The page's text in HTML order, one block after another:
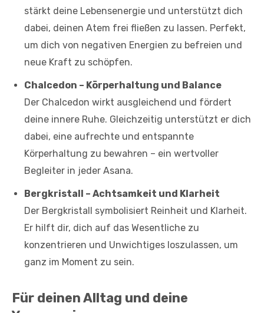
stärkt deine Lebensenergie und unterstützt dich
dabei, deinen Atem frei fließen zu lassen. Perfekt,
um dich von negativen Energien zu befreien und
neue Kraft zu schöpfen.
Chalcedon – Körperhaltung und Balance
Der Chalcedon wirkt ausgleichend und fördert
deine innere Ruhe. Gleichzeitig unterstützt er dich
dabei, eine aufrechte und entspannte
Körperhaltung zu bewahren – ein wertvoller
Begleiter in jeder Asana.
Bergkristall – Achtsamkeit und Klarheit
Der Bergkristall symbolisiert Reinheit und Klarheit.
Er hilft dir, dich auf das Wesentliche zu
konzentrieren und Unwichtiges loszulassen, um
ganz im Moment zu sein.
Für deinen Alltag und deine